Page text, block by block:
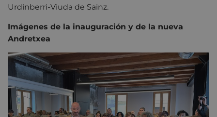
Urdinberri-Viuda de Sainz.
Imágenes de la inauguración y de la nueva
Andretxea